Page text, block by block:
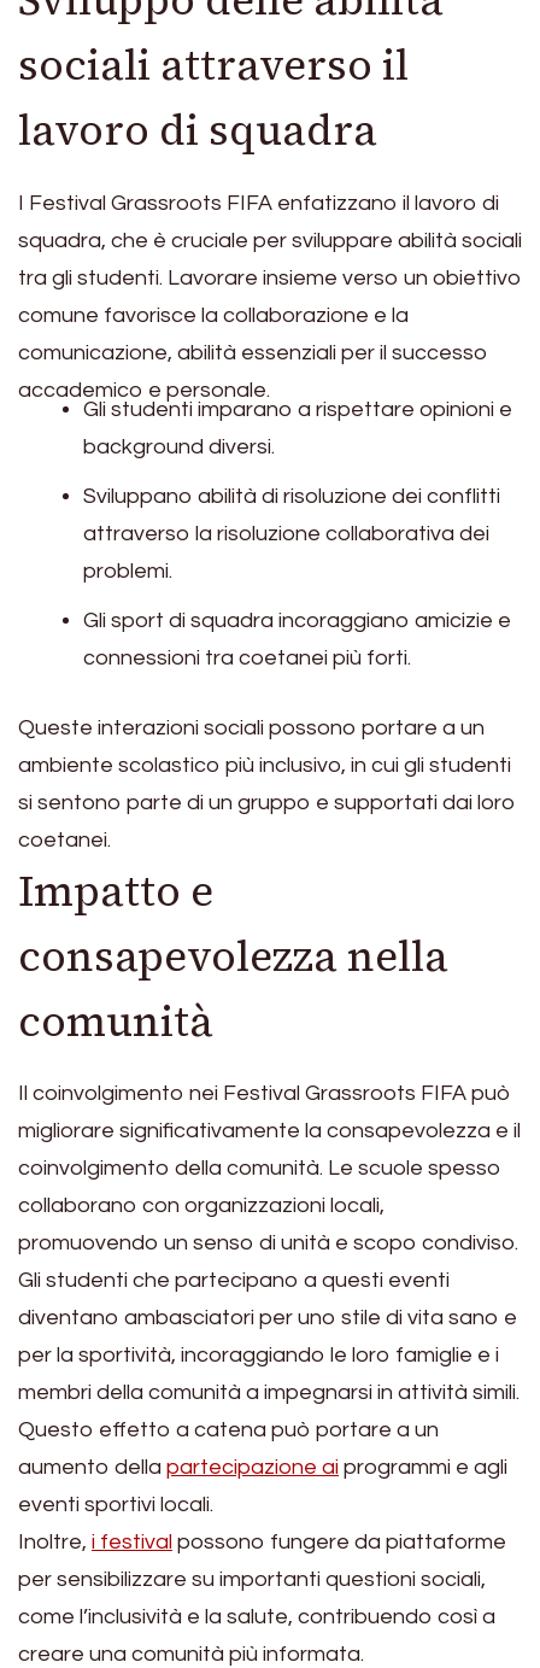
sociali attraverso il
lavoro di squadra
I Festival Grassroots FIFA enfatizzano il lavoro di
squadra, che è cruciale per sviluppare abilità sociali
tra gli studenti. Lavorare insieme verso un obiettivo
comune favorisce la collaborazione e la
comunicazione, abilità essenziali per il successo
accademico e personale.
Gli studenti imparano a rispettare opinioni e
background diversi.
Sviluppano abilità di risoluzione dei conflitti
attraverso la risoluzione collaborativa dei
problemi.
Gli sport di squadra incoraggiano amicizie e
connessioni tra coetanei più forti.
Queste interazioni sociali possono portare a un
ambiente scolastico più inclusivo, in cui gli studenti
si sentono parte di un gruppo e supportati dai loro
coetanei.
Impatto e
consapevolezza nella
comunità
Il coinvolgimento nei Festival Grassroots FIFA può
migliorare significativamente la consapevolezza e il
coinvolgimento della comunità. Le scuole spesso
collaborano con organizzazioni locali,
promuovendo un senso di unità e scopo condiviso.
Gli studenti che partecipano a questi eventi
diventano ambasciatori per uno stile di vita sano e
per la sportività, incoraggiando le loro famiglie e i
membri della comunità a impegnarsi in attività simili.
Questo effetto a catena può portare a un
aumento della partecipazione ai programmi e agli
eventi sportivi locali.
Inoltre, i festival possono fungere da piattaforme
per sensibilizzare su importanti questioni sociali,
come l’inclusività e la salute, contribuendo così a
creare una comunità più informata.